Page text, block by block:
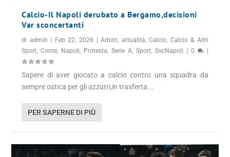
Calcio-Il Napoli derubato a Bergamo,decisioni
Var sconcertanti
di admin Feb 22, 2026 |Arbitri, attualità,Calcio, Calcio & Altri
Sport,Conte, Napoli, Protesta,Serie A,Sport, SscNapoli 0 |
Sapere di aver giocato a calcio contro una squadra da
sempre ostica per gli azzurri,in trasferta...
PER SAPERNE DI PIÙ